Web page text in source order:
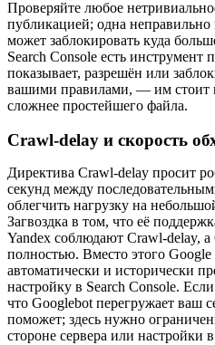
Проверяйте любое
публикацией; одна неправильно
может заблокировать куда
Search Console есть инструмент
показывает, разрешён или
вашими правилами, — им стоит
сложнее простейшего файла.
Crawl-delay и скорость
Директива Crawl-delay просит
секунд между
облегчить нагрузку на
Загвоздка в том, что её
Yandex соблюдают Crawl-delay, а
полностью. Вместо этого Google
автоматически и исторически
настройку в Search Console.
что Googlebot перегружает ваш
поможет; здесь нужно
стороне сервера или настройки